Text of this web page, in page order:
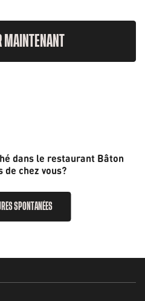
MAINTENANT
dans le restaurant Bâton
de chez vous?
SPONTANÉES